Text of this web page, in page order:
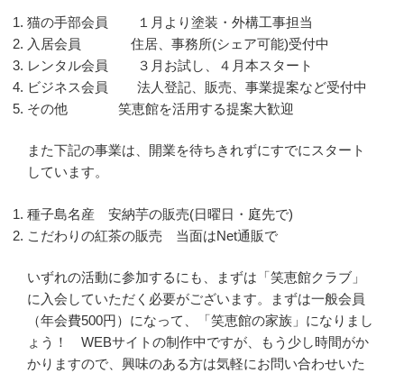
猫の手部会員 １月より塗装・外構工事担当
入居会員 住居、事務所(シェア可能)受付中
レンタル会員 ３月お試し、４月本スタート
ビジネス会員 法人登記、販売、事業提案など受付中
その他 笑恵館を活用する提案大歓迎
また下記の事業は、開業を待ちきれずにすでにスタート
しています。
種子島名産 安納芋の販売(日曜日・庭先で)
こだわりの紅茶の販売 当面はNet通販で
いずれの活動に参加するにも、まずは「笑恵館クラブ」
に入会していただく必要がございます。まずは一般会員
（年会費500円）になって、「笑恵館の家族」になりまし
ょう！ WEBサイトの制作中ですが、もう少し時間がか
かりますので、興味のある方は気軽にお問い合わせいた